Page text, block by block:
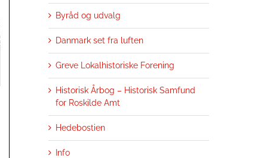
Byråd og udvalg
Danmark set fra luften
Greve Lokalhistoriske Forening
Historisk Årbog – Historisk Samfund
for Roskilde Amt
Hedebostien
Info